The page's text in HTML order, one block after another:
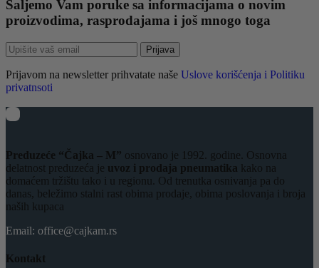
Šaljemo Vam poruke sa informacijama o novim
proizvodima, rasprodajama i još mnogo toga
Prijava
Prijavom na newsletter prihvatate naše Uslove korišćenja i Politiku
privatnsoti
Preduzeće “Čajka – M” osnovano je 1992. godine. Osnovna
delatnost preduzeća je uvoz i prodaja pneumatika kako na
domaćem tržištu tako i u regionu. Od trenutka osnivanja pa do
danas, beležimo stalni rast obima prodaje, obima poslovanja i broja
naših kupaca
Email: office@cajkam.rs
Kontakt